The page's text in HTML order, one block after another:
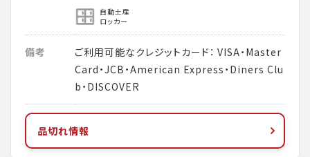
自動土産
ロッカー
備考
ご利用可能なクレジットカード： VISA・Master
Card・JCB・American Express・Diners Clu
b・DISCOVER
品切れ情報